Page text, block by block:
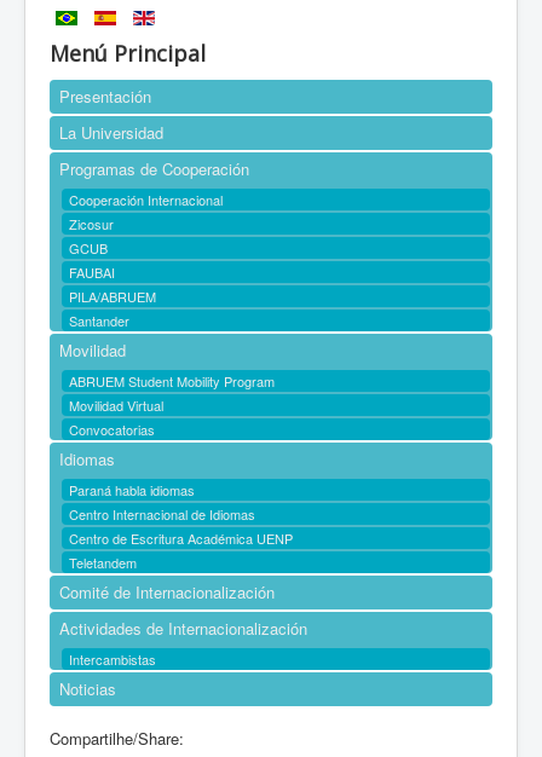
Menú Principal
Presentación
La Universidad
Programas de Cooperación
Cooperación Internacional
Zicosur
GCUB
FAUBAI
PILA/ABRUEM
Santander
Movilidad
ABRUEM Student Mobility Program
Movilidad Virtual
Convocatorias
Idiomas
Paraná habla idiomas
Centro Internacional de Idiomas
Centro de Escritura Académica UENP
Teletandem
Comité de Internacionalización
Actividades de Internacionalización
Intercambistas
Noticias
Compartilhe/Share: